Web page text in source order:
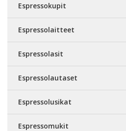
Espressokupit
Espressolaitteet
Espressolasit
Espressolautaset
Espressolusikat
Espressomukit